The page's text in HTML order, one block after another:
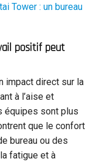
Tower : un bureau
positif peut
impact direct sur la
à l’aise et
équipes sont plus
que le confort
bureau ou des
fatigue et à